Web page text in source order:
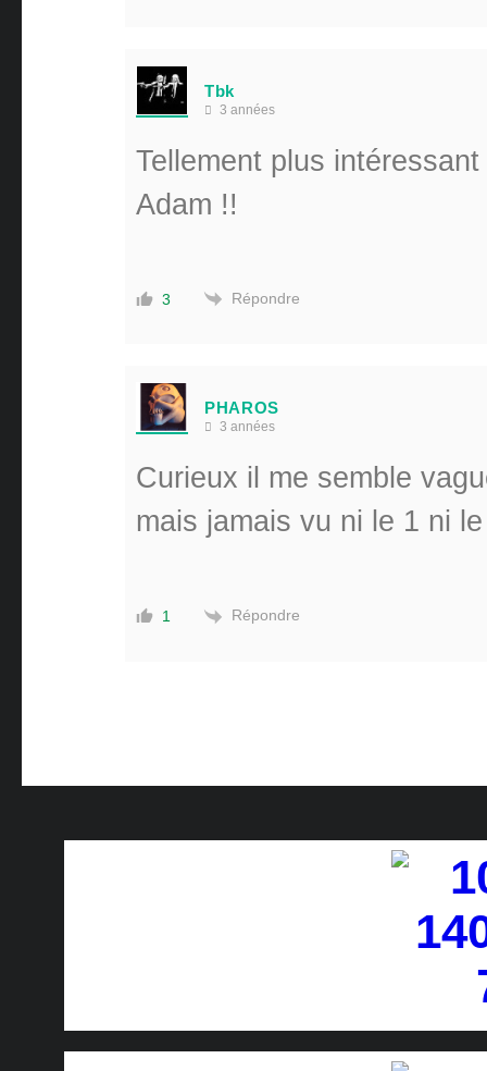
Tbk
3 années
Tellement plus
Adam !!
3 Répondre
PHAROS
3 années
Curieux il me semble
mais jamais vu ni le 1 ni
1 Répondre